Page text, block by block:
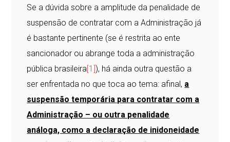
Se a dúvida sobre a amplitude da penalidade de
suspensão de contratar com a Administração já
é bastante pertinente (se é restrita ao ente
sancionador ou abrange toda a administração
pública brasileira [1] ), há ainda outra questão a
ser enfrentada no que toca ao tema: afinal, a
suspensão temporária para contratar com a
Administração – ou outra penalidade
análoga, como a declaração de inidoneidade